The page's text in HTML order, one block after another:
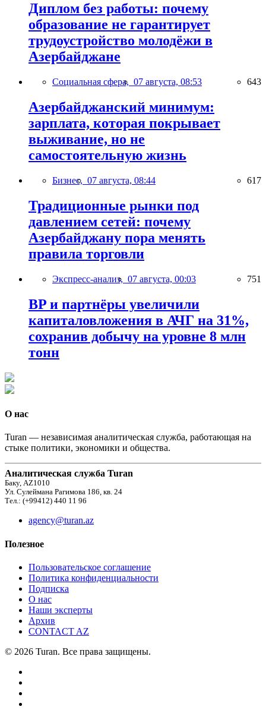
Диплом без работы: почему
образование не гарантирует
трудоустройство молодёжи в
Азербайджане
Социальная сфера, 07 августа, 08:53 643
Азербайджанский минимум:
зарплата, которая покрывает
выживание, но не
самостоятельную жизнь
Бизнес, 07 августа, 08:44 617
Традиционные рынки под
давлением сетей: почему
Азербайджану пора менять
правила торговли
Экспресс-анализ, 07 августа, 00:03 751
BP и партнёры увеличили
капиталовложения в АЧГ на 31%,
сохранив добычу на уровне 8 млн
тонн
О нас
Turan — независимая аналитическая служба, работающая на
стыке политики, экономики и общества.
Аналитическая служба Turan
Баку, AZ1010
Ул. Сулеймана Рагимова 186, кв. 24
Тел.: (+99412) 440 11 96
agency@turan.az
Полезное
Пользовательское соглашение
Политика конфиденциальности
Подписка
О нас
Наши эксперты
Архив
CONTACT AZ
© 2026 Turan. Все права защищены.